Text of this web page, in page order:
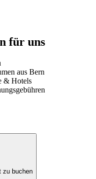
für uns
aus Bern
& Hotels
zu buchen